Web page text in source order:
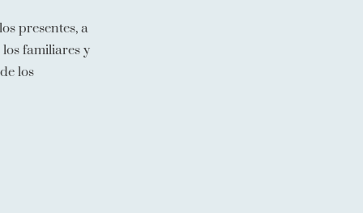
presentes, a
familiares y
los